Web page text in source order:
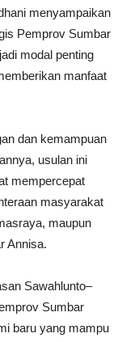
menyampaikan
Pemprov Sumbar
modal penting
manfaat
dan kemampuan
usulan ini
mempercepat
masyarakat
maupun
Annisa.
Sawahlunto–
Sumbar
baru yang mampu